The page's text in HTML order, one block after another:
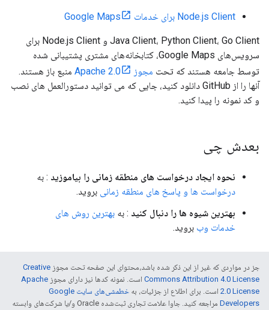
Node.js Client برای خدمات Google Maps
Java Client، Python Client، Go Client و Node.js Client برای
سرویس‌های Google Maps، کتابخانه‌های مشتری پشتیبانی شده
توسط جامعه هستند که تحت مجوز Apache 2.0
منبع باز هستند.
آنها را از GitHub دانلود کنید، جایی که می توانید دستورالعمل های نصب
و کد نمونه را پیدا کنید.
بعدش چی
نحوه ایجاد درخواست های منطقه زمانی را بیاموزید : به
درخواست ها و پاسخ های منطقه زمانی بروید.
بهترین شیوه ها را دنبال کنید : به بهترین روش های
خدمات وب بروید.
جز در مواردی که غیر از این ذکر شده باشد،‌محتوای این صفحه تحت مجوز Creative
Commons Attribution 4.0 License است. نمونه کدها نیز دارای مجوز Apache
2.0 License است. برای اطلاع از جزئیات، به
خطمشی‌های سایت Google
Developers‏
مراجعه کنید. جاوا علامت تجاری ثبت‌شده Oracle و/یا شرکت‌های وابسته